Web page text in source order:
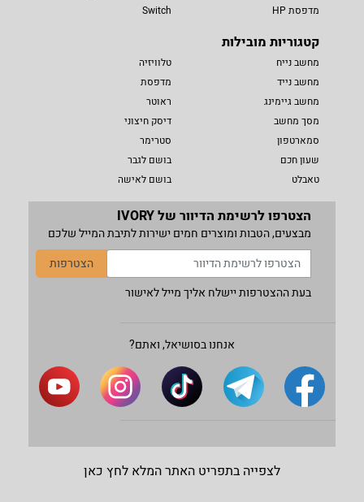
מדפסת HP
Switch
קטגוריות מובילות
מחשב נייח
מחשב נייד
מחשב גיימינג
מסך מחשב
סמארטפון
שעון חכם
טאבלט
טלוויזיה
מדפסת
ראוטר
דיסק חיצוני
סטרימר
בושם לגבר
בושם לאישה
הצטרפו לרשימת הדיוור של IVORY
מבצעים, הטבות ומוצרים חמים ישירות לתיבת המייל שלכם
הצטרפות
בעת ההצטרפות יישלח אליך מייל לאישור
אנחנו בסושיאל, ואתם?
לצפייה בתפריט האתר המלא לחץ כאן